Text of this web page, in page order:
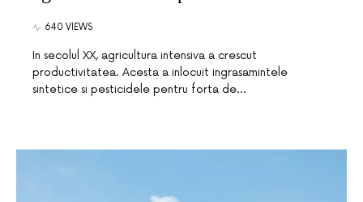
640 VIEWS
In secolul XX, agricultura intensiva a crescut
productivitatea. Acesta a inlocuit ingrasamintele
sintetice si pesticidele pentru forta de…